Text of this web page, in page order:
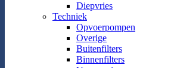
Diepvries
Techniek
Opvoerpompen
Overige
Buitenfilters
Binnenfilters